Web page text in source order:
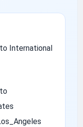
International